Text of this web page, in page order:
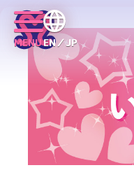
MENUEN／JP